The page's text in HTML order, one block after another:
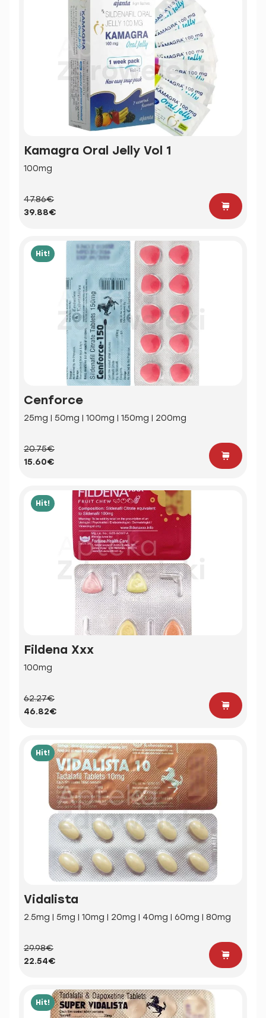
Kamagra Oral Jelly Vol 1
100mg
47.86€
39.88€
Hit!
Cenforce
25mg | 50mg | 100mg | 150mg | 200mg
20.75€
15.60€
Hit!
Fildena Xxx
100mg
62.27€
46.82€
Hit!
Vidalista
2.5mg | 5mg | 10mg | 20mg | 40mg | 60mg | 80mg
29.98€
22.54€
Hit!